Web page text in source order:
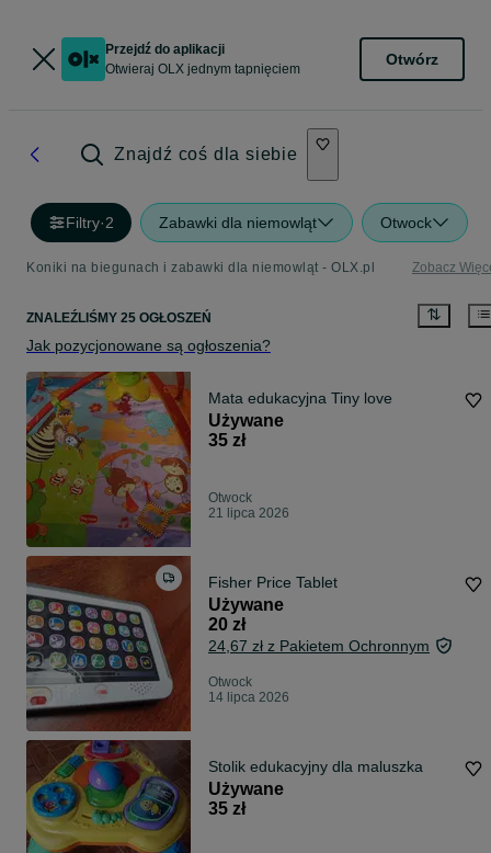
Przejdź do aplikacji
Otwieraj OLX jednym tapnięciem
Otwórz
Znajdź coś dla siebie
Filtry·2 Zabawki dla niemowląt Otwock
Koniki na biegunach i zabawki dla niemowląt - OLX.pl Zobacz
ZNALEŹLIŚMY 25 OGŁOSZEŃ
Jak pozycjonowane są ogłoszenia?
Mata edukacyjna Tiny love
Używane
35 zł
Otwock
21 lipca 2026
Fisher Price Tablet
Używane
20 zł
24,67 zł z Pakietem Ochronnym
Otwock
14 lipca 2026
Stolik edukacyjny dla maluszka
Używane
35 zł